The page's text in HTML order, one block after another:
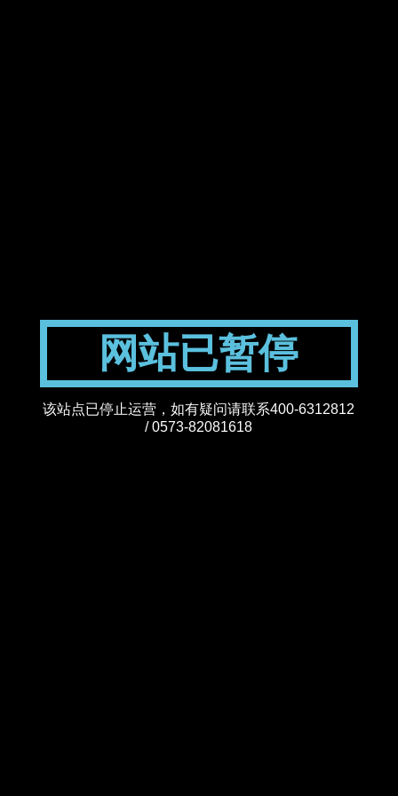
网站已暂停
该站点已停止运营，如有疑问请联系400-6312812
/ 0573-82081618